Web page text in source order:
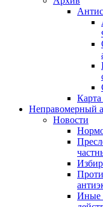
Неправомерный
Новости
Иные